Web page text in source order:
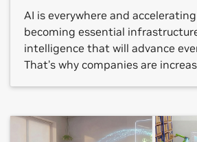
AI is everywhere and
becoming essential
intelligence that will advance
That’s why companies are
cases. NVIDIA’s annual “State of
how AI is […]